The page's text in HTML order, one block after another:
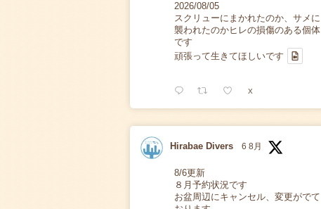
2026/08/05
スクリューにまかれたのか、サメに
襲われたのかヒレの損傷のある個体
です
頑張って生きてほしいです
X
Hirabae Divers 6 8月
8/6更新
８月予約状況です
お盆周辺にキャンセル、変更がでて